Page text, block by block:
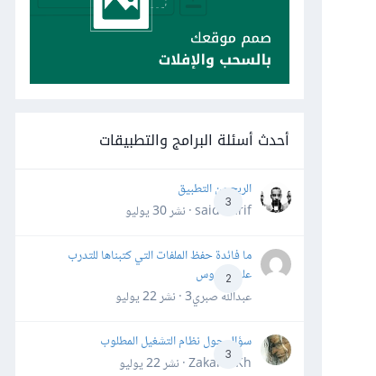
أحدث أسئلة البرامج والتطبيقات
3
الربح من التطبيق
said darif · نشر
30 يوليو
2
ما فائدة حفظ الملفات التي كتبناها للتدرب
على الدروس
عبدالله صبري3 · نشر
22 يوليو
3
سؤال حول نظام التشغيل المطلوب
Zakaria Kh · نشر
22 يوليو